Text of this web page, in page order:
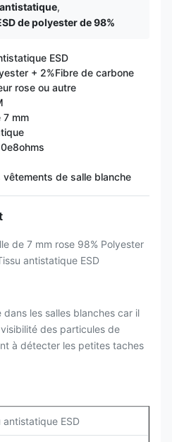
,
de polyester de 98%
ESD
+ 2%Fibre de carbone
rose ou autre
7 mm
vêtements de salle blanche
de 7 mm rose 98% Polyester
antistatique ESD
les salles blanches car il
des particules de
à détecter les petites taches
antistatique ESD